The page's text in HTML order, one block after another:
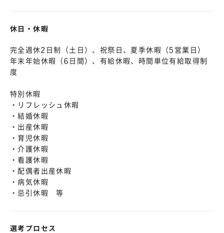
休日・休暇
完全週休2日制（土日）、祝祭日、夏季休暇（5営業日）
年末年始休暇（6日間）、有給休暇、時間単位有給取得制
度
特別休暇
・リフレッシュ休暇
・結婚休暇
・出産休暇
・育児休暇
・介護休暇
・看護休暇
・配偶者出産休暇
・病気休暇
・忌引休暇 等
選考プロセス